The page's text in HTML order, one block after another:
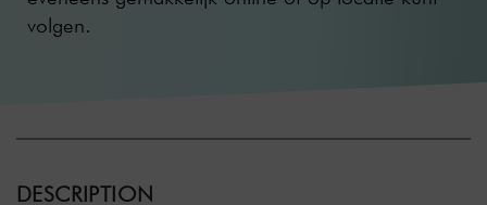
volgen.
DESCRIPTION